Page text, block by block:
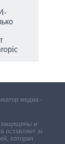
медиа –
защищены и
оставляет за
которая